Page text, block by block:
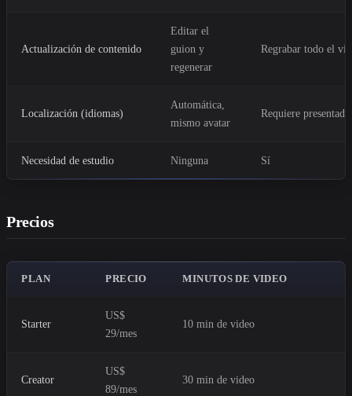
Actualización de contenido
Editar el
guion y
regenerar
Regrabar todo el
Localización (idiomas)
Automática,
mismo avatar
Requiere
Necesidad de estudio Ninguna Sí
Precios
PLAN PRECIO MINUTOS DE VIDEO
Starter
US$
29/mes
10 min de video
Creator
US$
89/mes
30 min de video